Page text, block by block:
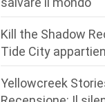
Kill the Shadow
Tide City
Yellowcreek